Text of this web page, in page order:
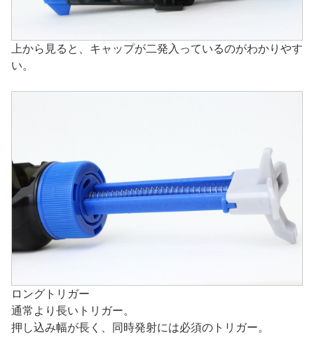
上から見ると、キャップが二発入っているのがわかりやす
い。
ロングトリガー
通常より長いトリガー。
押し込み幅が長く、同時発射には必須のトリガー。